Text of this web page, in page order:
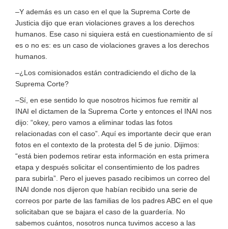
–Y además es un caso en el que la Suprema Corte de
Justicia dijo que eran violaciones graves a los derechos
humanos. Ese caso ni siquiera está en cuestionamiento de sí
es o no es: es un caso de violaciones graves a los derechos
humanos.
–¿Los comisionados están contradiciendo el dicho de la
Suprema Corte?
–Sí, en ese sentido lo que nosotros hicimos fue remitir al
INAI el dictamen de la Suprema Corte y entonces el INAI nos
dijo: “okey, pero vamos a eliminar todas las fotos
relacionadas con el caso”. Aquí es importante decir que eran
fotos en el contexto de la protesta del 5 de junio. Dijimos:
“está bien podemos retirar esta información en esta primera
etapa y después solicitar el consentimiento de los padres
para subirla”. Pero el jueves pasado recibimos un correo del
INAI donde nos dijeron que habían recibido una serie de
correos por parte de las familias de los padres ABC en el que
solicitaban que se bajara el caso de la guardería. No
sabemos cuántos, nosotros nunca tuvimos acceso a las